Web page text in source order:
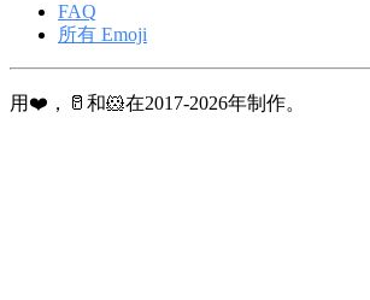
FAQ
所有 Emoji
用❤️，🥛和🐹在2017-2026年制作。